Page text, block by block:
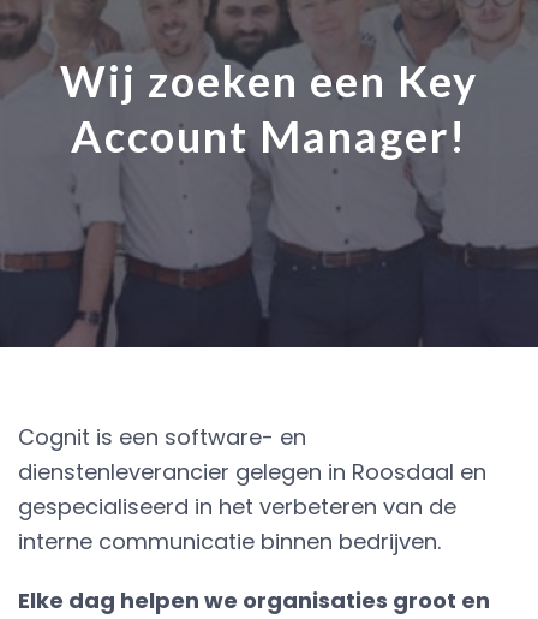
Wij zoeken een Key
Account Manager!
Cognit is een software- en
dienstenleverancier gelegen in Roosdaal en
gespecialiseerd in het verbeteren van de
interne communicatie binnen bedrijven.
Elke dag helpen we organisaties groot en